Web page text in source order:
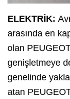
ELEKTRİK:
arasında en
olan
genişletmeye
genelinde
atan